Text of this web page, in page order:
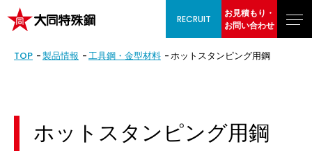
RECRUIT
お見積もり・
お問い合わせ
TOP 製品情報 工具鋼・金型材料 ホットスタンピング用鋼
ホットスタンピング用鋼